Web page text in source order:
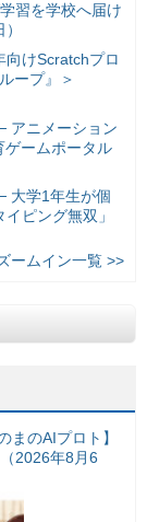
習を学校へ届け
向けScratchプロ
ープ』＞
アニメーション
ゲームポータル
大学1年生が個
ピング無双」
ームイン一覧 >>
まのAIプロト】
2026年8月6